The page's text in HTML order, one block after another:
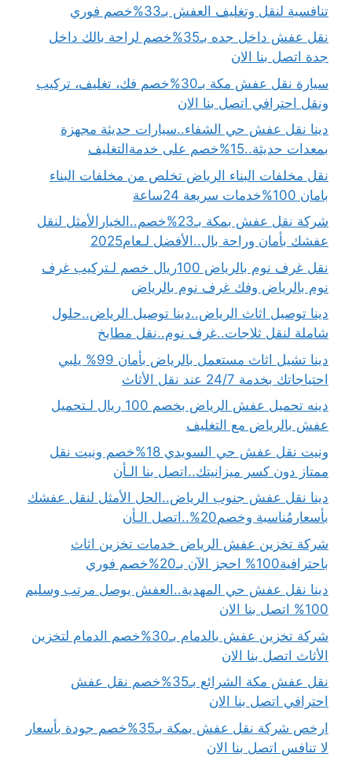
تنافسية لنقل وتغليف العفش بـ33%خصم فوري
نقل عفش داخل جده بـ35%خصم لراحة بالك داخل
جدة اتصل بنا الان
سيارة نقل عفش مكة بـ30%خصم فك، تغليف، تركيب
ونقل احترافي اتصل بنا الان
دينا نقل عفش حي الشفاء..سيارات حديثة مجهزة
بمعدات حديثة..15%خصم على خدمةالتغليف
نقل مخلفات البناء الرياض تخلص من مخلفات البناء
بامان 100%خدمات سريعة 24ساعة
شركة نقل عفش بمكة بـ23%خصم..الخيارالأمثل لنقل
عفشك بأمان وراحة بال..الأفضل لـعام2025
نقل غرف نوم بالرياض 100ريال خصم لـتركيب غرف
نوم بالرياض وفك غرف نوم بالرياض
دينا توصيل اثاث الرياض..دينا توصيل الرياض..حلول
شاملة لنقل ثلاجات..غرف نوم..نقل مطابخ
دينا تشيل اثاث مستعمل بالرياض بأمان 99% يلبي
احتياجاتك بخدمة 24/7 عند نقل الأثاث
دينه تحميل عفش الرياض بخصم 100 ريال لـتحميل
عفش بالرياض مع التغليف
ونيت نقل عفش حي السويدي 18%خصم ونيت نقل
ممتاز دون كسر ميزانيتك..اتصل بنا الـأن
دينا نقل عفش جنوب الرياض..الحل الأمثل لنقل عفشك
بأسعارمُناسبة وخصم20%..اتصل الـأن
شركة تخزين عفش الرياض خدمات تخزين اثاث
باحترافية100% احجز الآن بـ20%خصم فوري
دينا نقل عفش حي المهدية..العفش يوصل مرتب وسليم
100% اتصل بنا الان
شركة تخزين عفش بالدمام بـ30%خصم الدمام لتخزين
الأثاث اتصل بنا الان
نقل عفش مكة الشرائع بـ35%خصم نقل عفش
احترافي اتصل بنا الان
ارخص شركة نقل عفش بمكة بـ35%خصم جودة بأسعار
لا تنافس اتصل بنا الان